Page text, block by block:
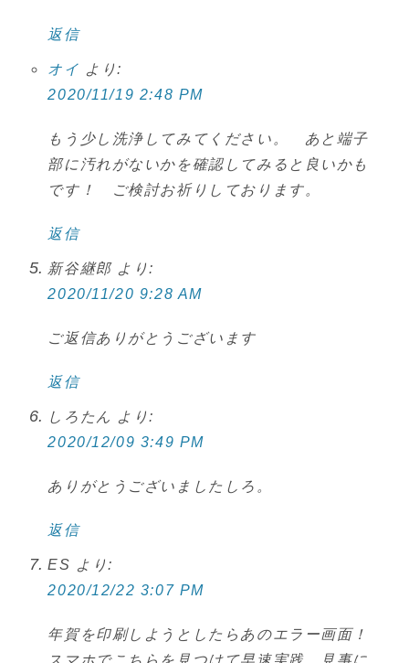
返信
オイ より:
2020/11/19 2:48 PM
もう少し洗浄してみてください。 あと端子
部に汚れがないかを確認してみると良いかも
です！ ご検討お祈りしております。
返信
新谷継郎 より:
2020/11/20 9:28 AM
ご返信ありがとうございます
返信
しろたん より:
2020/12/09 3:49 PM
ありがとうございましたしろ。
返信
ES より:
2020/12/22 3:07 PM
年賀を印刷しようとしたらあのエラー画面！